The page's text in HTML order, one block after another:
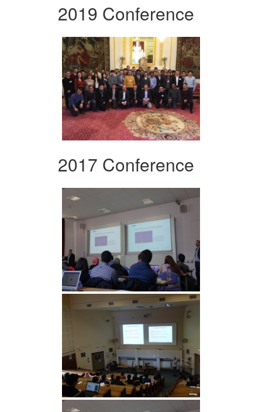
2019 Conference
2017 Conference